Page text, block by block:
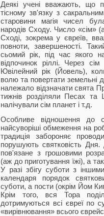
Деякі учені вважають, що
тісному зв'язку з
старовини магія чисел
народів Сходу. Число «сім»
Сході, зокрема у євреїв,
повноти, завершеності.
сьомий рік, під час якого
відпочинок ріллі. Через
Ювілейний рік (Йовель),
волю та повертати земельні
належало відзначати свята
тижнів розділяли Песах та
налічували сім планет і т.д.
Особливе відношення до
найсуворіші обмеження на
традиція забороняє
порушують святковість
пов'язане з грошовими
(аж до приготування їжі), а
У разі збігу суботи з
календаря порядок
суботи, а пости (окрім Йом
Крім того, вся Тора
дотримуються всі євреї по
«вирівнювання» всього